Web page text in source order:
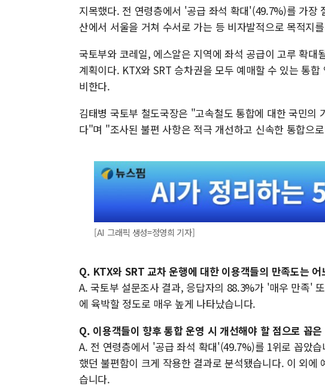
지목했다. 전 연령층에서 '공급 좌석 확대'(49.7%)를 가장
산에서 서울을 거쳐 수서로 가는 등 비자발적으로 목적지
국토부와 코레일, 에스알은 지역에 좌석 공급이 고루 확대
계획이다. KTX와 SRT 승차권을 모두 예매할 수 있는 통
비한다.
김태병 국토부 철도국장은 "고속철도 통합에 대한 국민의
다"며 "조사된 불편 사항은 적극 개선하고 신속한 통합으
[AI 그래픽 생성=정영희 기자]
Q. KTX와 SRT 교차 운행에 대한 이용객들의 만족도는 어
A. 국토부 설문조사 결과, 응답자의 88.3%가 '매우 만족'
에 육박할 정도로 매우 높게 나타났습니다.
Q. 이용객들이 향후 통합 운영 시 개선해야 할 점으로 꼽
A. 전 연령층에서 '공급 좌석 확대'(49.7%)를 1위로 꼽았
했던 불편함이 크게 작용한 결과로 분석됐습니다. 이 외에
습니다.